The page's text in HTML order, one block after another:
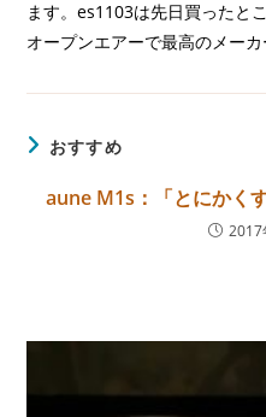
ます。es1103は先日買ったと
オープンエアーで最高のメーカ
おすすめ
aune M1s：「とにかく
2017